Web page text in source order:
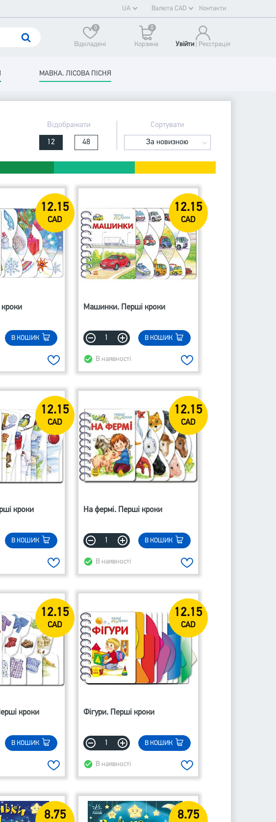
UA Валюта CAD Контакти
Відкладені
0
Корзина
0
Увійти | Реєстрaція
МАВКА. ЛІСОВА ПІСНЯ
Відображати
12 48
Сортувати
За новизною
12.15
CAD
кроки
В КОШИК
12.15
CAD
Машинки. Перші кроки
В КОШИК
В наявності
12.15
CAD
кроки
В КОШИК
12.15
CAD
На фермі. Перші кроки
В КОШИК
В наявності
12.15
CAD
кроки
В КОШИК
12.15
CAD
Фігури. Перші кроки
В КОШИК
В наявності
8.75 8.75